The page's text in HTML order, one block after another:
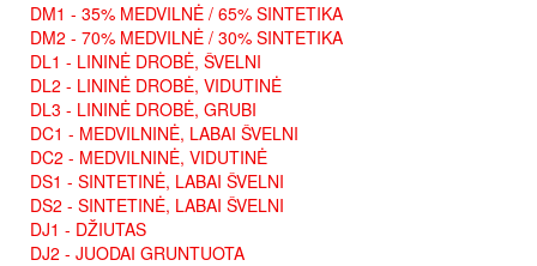
DM1 - 35% MEDVILNĖ / 65% SINTETIKA
DM2 - 70% MEDVILNĖ / 30% SINTETIKA
DL1 - LININĖ DROBĖ, ŠVELNI
DL2 - LININĖ DROBĖ, VIDUTINĖ
DL3 - LININĖ DROBĖ, GRUBI
DC1 - MEDVILNINĖ, LABAI ŠVELNI
DC2 - MEDVILNINĖ, VIDUTINĖ
DS1 - SINTETINĖ, LABAI ŠVELNI
DS2 - SINTETINĖ, LABAI ŠVELNI
DJ1 - DŽIUTAS
DJ2 - JUODAI GRUNTUOTA